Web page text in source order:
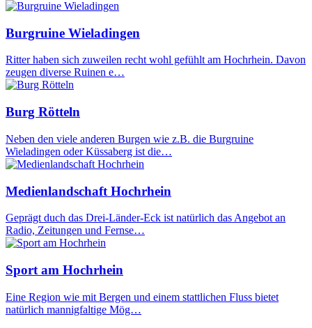
Burgruine Wieladingen
Ritter haben sich zuweilen recht wohl gefühlt am Hochrhein. Davon
zeugen diverse Ruinen e…
Burg Rötteln
Neben den viele anderen Burgen wie z.B. die Burgruine
Wieladingen oder Küssaberg ist die…
Medienlandschaft Hochrhein
Geprägt duch das Drei-Länder-Eck ist natürlich das Angebot an
Radio, Zeitungen und Fernse…
Sport am Hochrhein
Eine Region wie mit Bergen und einem stattlichen Fluss bietet
natürlich mannigfaltige Mög…